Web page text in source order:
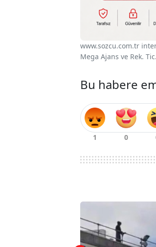
www.sozcu.com.tr
Mega Ajans ve Rek.
Bu habere